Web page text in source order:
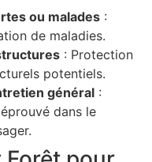
ou malades :
de maladies.
: Protection
potentiels.
général :
dans le